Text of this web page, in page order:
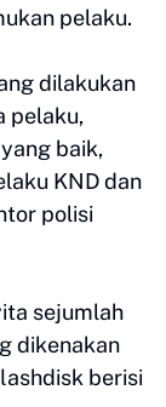
pelaku.
dilakukan
pelaku,
baik,
KND dan
polisi
sejumlah
dikenakan
berisi